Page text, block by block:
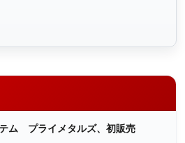
ム プライメタルズ、初販売